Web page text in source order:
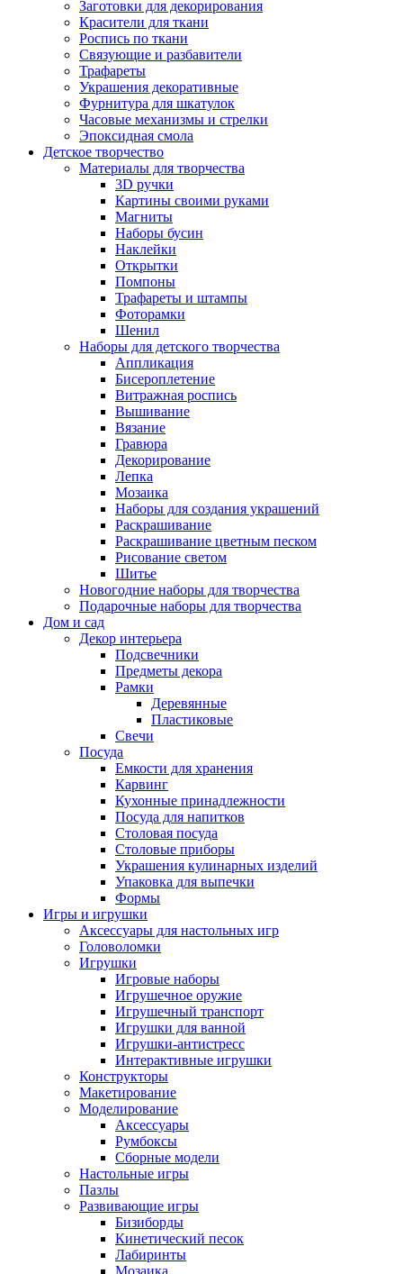
Заготовки для декорирования
Красители для ткани
Роспись по ткани
Связующие и разбавители
Трафареты
Украшения декоративные
Фурнитура для шкатулок
Часовые механизмы и стрелки
Эпоксидная смола
Детское творчество
Материалы для творчества
3D ручки
Картины своими руками
Магниты
Наборы бусин
Наклейки
Открытки
Помпоны
Трафареты и штампы
Фоторамки
Шенил
Наборы для детского творчества
Аппликация
Бисероплетение
Витражная роспись
Вышивание
Вязание
Гравюра
Декорирование
Лепка
Мозаика
Наборы для создания украшений
Раскрашивание
Раскрашивание цветным песком
Рисование светом
Шитье
Новогодние наборы для творчества
Подарочные наборы для творчества
Дом и сад
Декор интерьера
Подсвечники
Предметы декора
Рамки
Деревянные
Пластиковые
Свечи
Посуда
Емкости для хранения
Карвинг
Кухонные принадлежности
Посуда для напитков
Столовая посуда
Столовые приборы
Украшения кулинарных изделий
Упаковка для выпечки
Формы
Игры и игрушки
Аксессуары для настольных игр
Головоломки
Игрушки
Игровые наборы
Игрушечное оружие
Игрушечный транспорт
Игрушки для ванной
Игрушки-антистресс
Интерактивные игрушки
Конструкторы
Макетирование
Моделирование
Аксессуары
Румбоксы
Сборные модели
Настольные игры
Пазлы
Развивающие игры
Бизиборды
Кинетический песок
Лабиринты
Мозаика